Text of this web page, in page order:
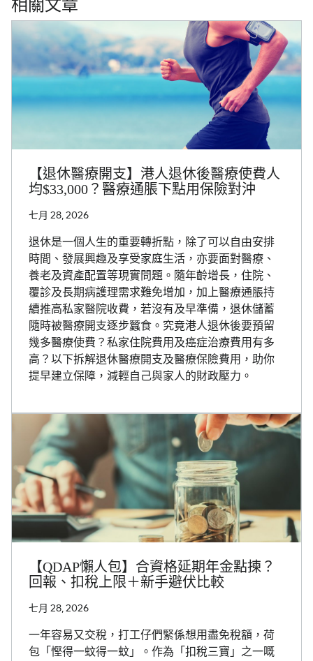
相關文章
【退休醫療開支】港人退休後醫療使費人
均$33,000？醫療通脹下點用保險對沖
七月 28, 2026
退休是一個人生的重要轉折點，除了可以自由安排
時間、發展興趣及享受家庭生活，亦要面對醫療、
養老及資產配置等現實問題。隨年齡增長，住院、
覆診及長期病護理需求難免增加，加上醫療通脹持
續推高私家醫院收費，若沒有及早準備，退休儲蓄
隨時被醫療開支逐步蠶食。究竟港人退休後要預留
幾多醫療使費？私家住院費用及癌症治療費用有多
高？以下拆解退休醫療開支及醫療保險費用，助你
提早建立保障，減輕自己與家人的財政壓力。
【QDAP懶人包】合資格延期年金點揀？
回報、扣稅上限＋新手避伏比較
七月 28, 2026
一年容易又交稅，打工仔們緊係想用盡免稅額，荷
包「慳得一蚊得一蚊」。作為「扣稅三寶」之一嘅